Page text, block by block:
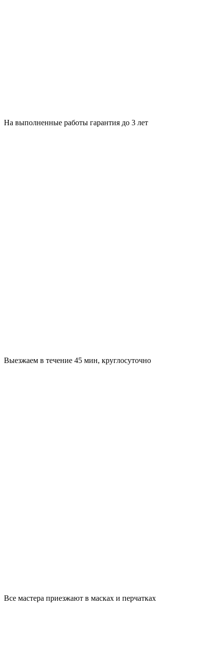
На выполненные работы гарантия до 3 лет
Выезжаем в течение 45 мин, круглосуточно
Все мастера приезжают в масках и перчатках